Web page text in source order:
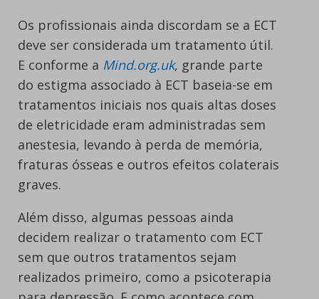
Os profissionais ainda discordam se a ECT
deve ser considerada um tratamento útil.
E conforme a Mind.org.uk, grande parte
do estigma associado à ECT baseia-se em
tratamentos iniciais nos quais altas doses
de eletricidade eram administradas sem
anestesia, levando à perda de memória,
fraturas ósseas e outros efeitos colaterais
graves.
Além disso, algumas pessoas ainda
decidem realizar o tratamento com ECT
sem que outros tratamentos sejam
realizados primeiro, como a psicoterapia